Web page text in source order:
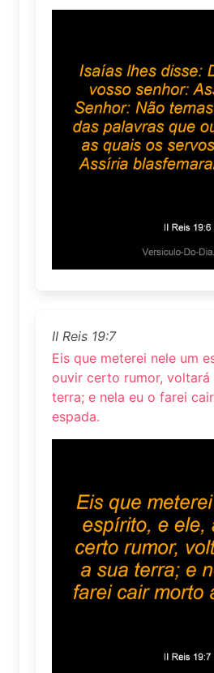
II Reis 19:7
Eis que meterei nele um
ouvir certo rumor, voltará
terra; e nela eu o farei
espada.